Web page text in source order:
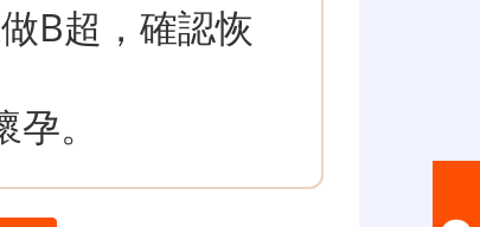
B超，確認恢
。